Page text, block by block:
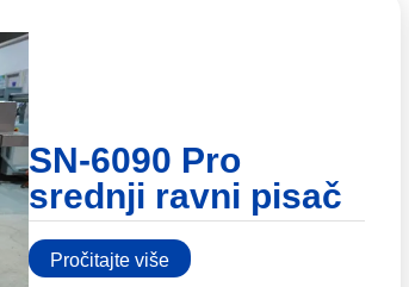
SN-6090 Pro
srednji ravni pisač
Pročitajte više